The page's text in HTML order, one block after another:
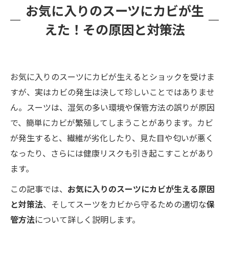
お気に入りのスーツにカビが生
えた！その原因と対策法
お気に入りのスーツにカビが生えるとショックを受けま
すが、実はカビの発生は決して珍しいことではありませ
ん。スーツは、湿気の多い環境や保管方法の誤りが原因
で、簡単にカビが繁殖してしまうことがあります。カビ
が発生すると、繊維が劣化したり、見た目や匂いが悪く
なったり、さらには健康リスクも引き起こすことがあり
ます。
この記事では、 お気に入りのスーツにカビが生える原因
と対策法、そしてスーツをカビから守るための適切な保
管方法について詳しく説明します。